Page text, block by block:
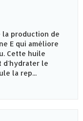
la production de
E qui améliore
Cette huile
d'hydrater le
la rep...